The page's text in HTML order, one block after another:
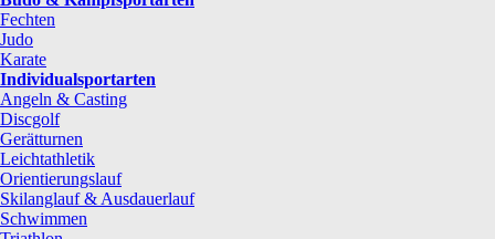
Fechten
Judo
Karate
Individualsportarten
Angeln & Casting
Discgolf
Gerätturnen
Leichtathletik
Orientierungslauf
Skilanglauf & Ausdauerlauf
Schwimmen